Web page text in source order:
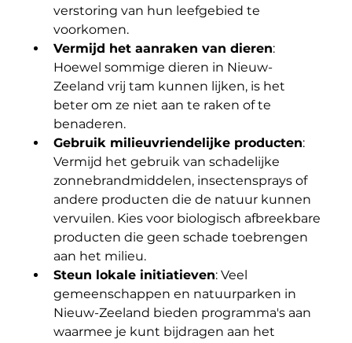
verstoring van hun leefgebied te
voorkomen.
Vermijd het aanraken van dieren:
Hoewel sommige dieren in Nieuw-
Zeeland vrij tam kunnen lijken, is het
beter om ze niet aan te raken of te
benaderen.
Gebruik milieuvriendelijke producten:
Vermijd het gebruik van schadelijke
zonnebrandmiddelen, insectensprays of
andere producten die de natuur kunnen
vervuilen. Kies voor biologisch afbreekbare
producten die geen schade toebrengen
aan het milieu.
Steun lokale initiatieven: Veel
gemeenschappen en natuurparken in
Nieuw-Zeeland bieden programma's aan
waarmee je kunt bijdragen aan het